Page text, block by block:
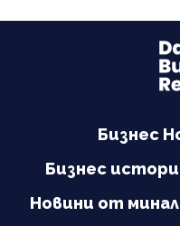
Бизнес
Бизнес
Новини от